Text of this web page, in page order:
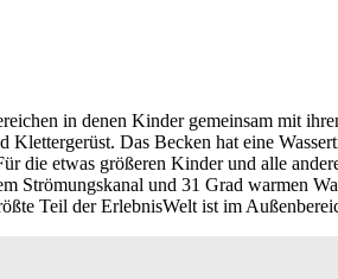
in denen Kinder gemeinsam mit
Klettergerüst. Das Becken hat eine
die etwas größeren Kinder und alle
Strömungskanal und 31 Grad warmen
Teil der ErlebnisWelt ist im